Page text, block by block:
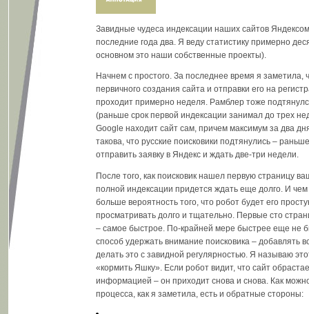
Завидные чудеса индексации наших сайтов
последние года два. Я веду статистику примерно
основном это наши собственные проекты).
Начнем с простого. За последнее время я заметила,
первичного создания сайта и отправки его на
проходит примерно неделя. Рамблер тоже
(раньше срок первой индексации занимал до трех
Google находит сайт сам, причем максимум за два
такова, что русские поисковики подтянулись –
отправить заявку в Яндекс и ждать две-три недели.
После того, как поисковик нашел первую страницу
полной индексации придется ждать еще долго. И
больше вероятность того, что робот будет его
просматривать долго и тщательно. Первые сто
– самое быстрое. По-крайней мере быстрее еще не
способ удержать внимание поисковика – добавлять
делать это с завидной регулярностью. Я называю
«кормить Яшку». Если робот видит, что сайт
информацией – он приходит снова и снова. Как
процесса, как я заметила, есть и обратные стороны: